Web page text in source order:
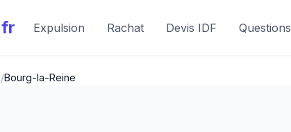
Expulsion Rachat Devis IDF Questions
Bourg-la-Reine